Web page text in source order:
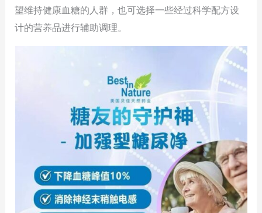
望维持健康血糖的人群，也可选择一些经过科学配方设
计的营养品进行辅助调理。